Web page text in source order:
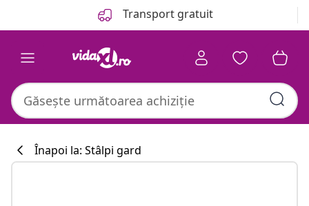
Transport gratuit
Înapoi la: Stâlpi gard